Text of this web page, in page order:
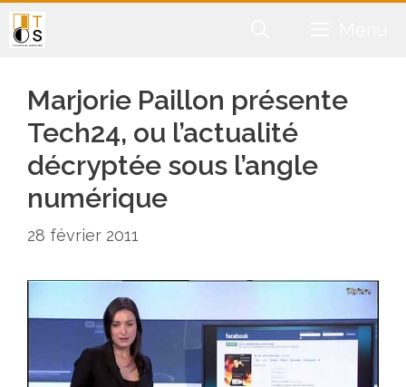
Aller
au
Marjorie Paillon présente
Tech24, ou l’actualité
décryptée sous l’angle
numérique
28 février 2011